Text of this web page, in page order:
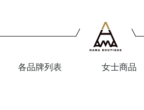
各品牌列表 女士商品